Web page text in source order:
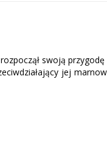
swoją
jej